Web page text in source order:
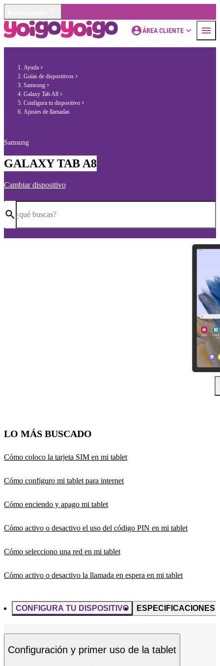
ÁREA CLIENTE
Ayuda
Guías de dispositivos
Samsung
Galaxy Tab A8
Configura tu dispositivo
Ajustes de llamadas
Samsung
GALAXY TAB A8
Cambiar dispositivo
¿qué buscas?
LO MÁS BUSCADO
Cómo coloco la tarjeta SIM en mi tablet
Cómo configuro mi tablet para internet
Cómo enciendo y apago mi tablet
Cómo activo o desactivo el uso del código PIN en mi tablet
Cómo selecciono una red en mi tablet
Cómo activo o desactivo la llamada en espera en mi tablet
CONFIGURA TU DISPOSITIVO ESPECIFICACIONES
Configuración y primer uso de la tablet